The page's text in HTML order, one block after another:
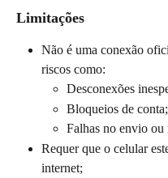
Limitações
Não é uma conexão
riscos como:
Desconexões
Bloqueios de conta;
Falhas no envio ou
Requer que o celular
internet;